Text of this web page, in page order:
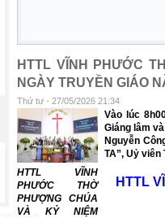
HTTL VĨNH PHƯỚC
NGÀY TRUYỀN GIÁO
Thứ tư - 27/05/2026 21:34
HTTL VĨNH
PHƯỚC THỜ
PHƯỢNG CHÚA
VÀ KỶ NIỆM
Vào lúc
Giáng lâm
Nguyễn
TA”, Uỷ
HTTL